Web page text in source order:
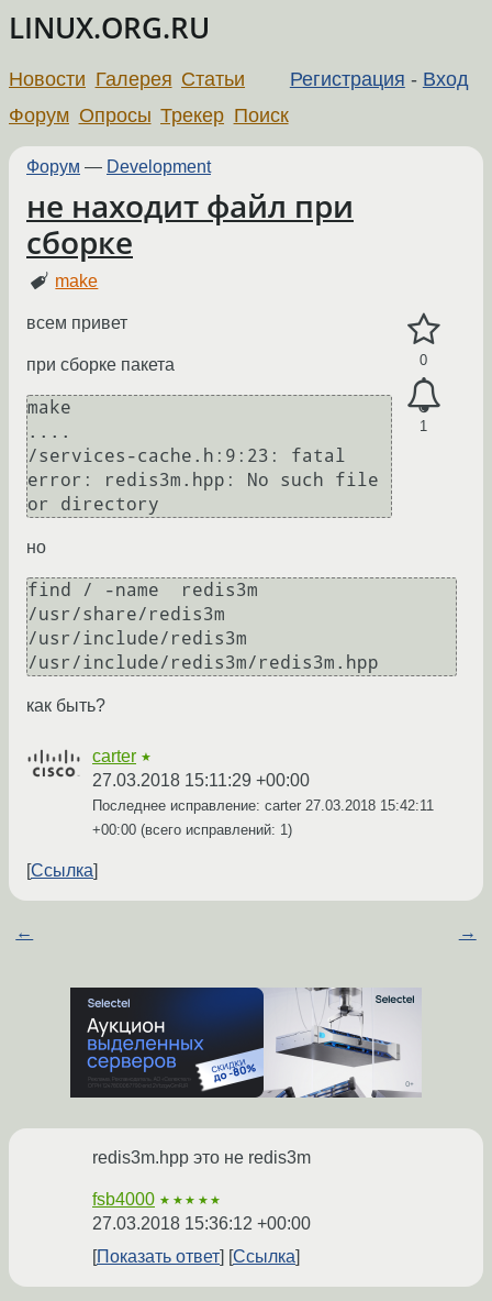
LINUX.ORG.RU
Регистрация - Вход
Новости Галерея Статьи
Форум Опросы Трекер Поиск
Форум — Development
не находит файл при
сборке
make
0
1
всем привет
при сборке пакета
make
....
/services-cache.h:9:23: fatal
error: redis3m.hpp: No such file
но
find / -name  redis3m
/usr/share/redis3m
/usr/include/redis3m
как быть?
carter ★
27.03.2018 15:11:29 +00:00
Последнее исправление: carter 27.03.2018 15:42:11
+00:00 (всего исправлений: 1)
Ссылка
← →
redis3m.hpp это не redis3m
fsb4000 ★★★★★
27.03.2018 15:36:12 +00:00
Показать ответ
Ссылка